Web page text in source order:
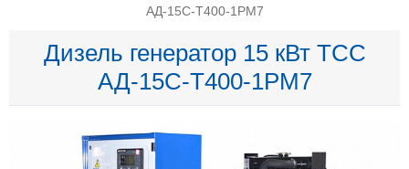
АД-15С-Т400-1РМ7
Дизель генератор 15 кВт ТСС
АД-15С-Т400-1РМ7